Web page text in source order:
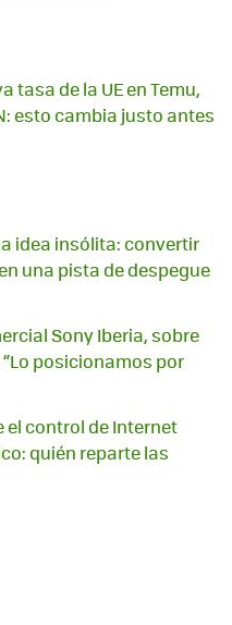
tasa de la UE en Temu,
esto cambia justo antes
idea insólita: convertir
una pista de despegue
Sony Iberia, sobre
“Lo posicionamos por
el control de Internet
quién reparte las